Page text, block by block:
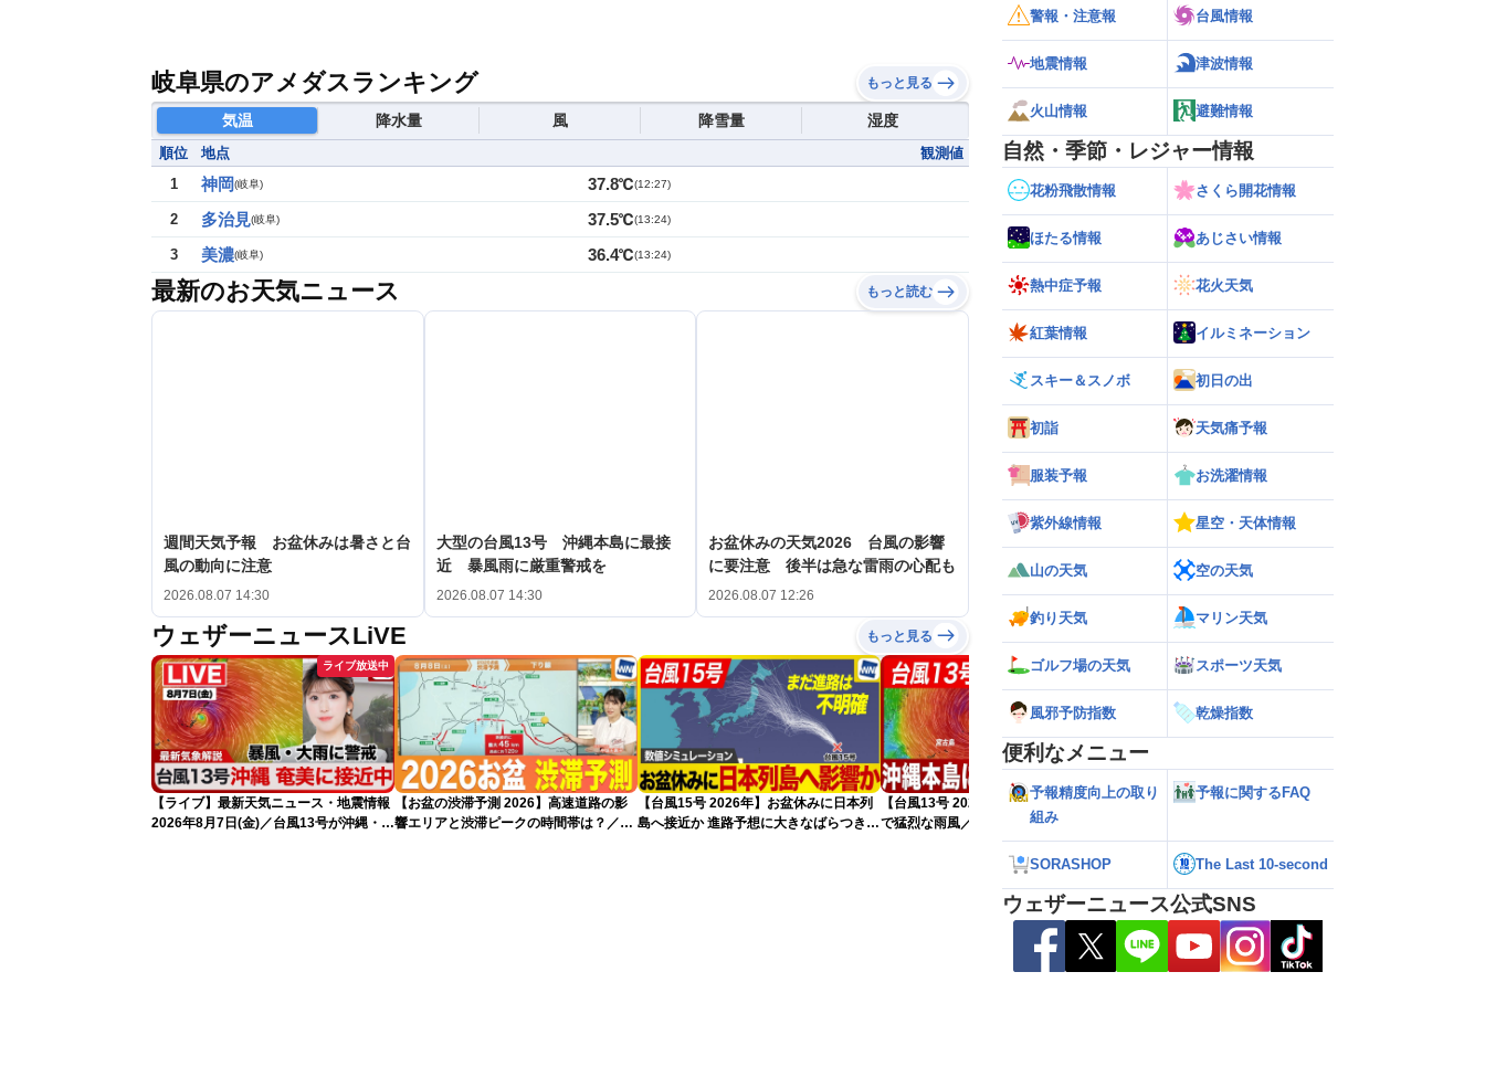
岐阜県のアメダスランキング もっと見る
気温 降水量 風 降雪量 湿度
順位 地点
観測値
1
神岡(岐阜) 37.8℃(12:27)
2 多治見(岐阜) 37.5℃(13:24)
3 美濃(岐阜) 36.4℃(13:24)
最新のお天気ニュース もっと読む
週間天気予報 お盆休みは暑さと台
風の動向に注意
2026.08.07 14:30
大型の台風13号 沖縄本島に最接
近 暴風雨に厳重警戒を
2026.08.07 14:30
お盆休みの天気2026 台風の影響
に要注意 後半は急な雷雨の心配も
2026.08.07 12:26
ウェザーニュースLiVE もっと見る
ライブ放送中
【ライブ】最新天気ニュース・地震情報
2026年8月7日(金)／台風13号が沖縄・奄
【お盆の渋滞予測 2026】高速道路の影
響エリアと渋滞ピークの時間帯は？／
【台風15号 2026年】お盆休みに日本列
島へ接近か 進路予想に大きなばらつき
【台風13号 2026年】沖縄本島に最接近
で猛烈な雨風／動き遅く影響長引くおそ
【台風13号 2026年】台風の目に入る直
測 吹き返しも猛烈な暴風になるおそれ
（7日11時更新）
警報・注意報 台風情報
地震情報 津波情報
火山情報 避難情報
自然・季節・レジャー情報
花粉飛散情報 さくら開花情報
ほたる情報 あじさい情報
熱中症予報 花火天気
紅葉情報 イルミネーション
スキー＆スノボ 初日の出
初詣 天気痛予報
服装予報 お洗濯情報
紫外線情報 星空・天体情報
山の天気 空の天気
釣り天気 マリン天気
ゴルフ場の天気 スポーツ天気
風邪予防指数 乾燥指数
便利なメニュー
予報精度向上の取り
組み
予報に関するFAQ
SORASHOP The Last 10-second
ウェザーニュース公式SNS